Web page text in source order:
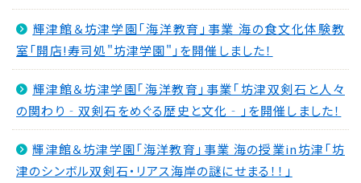
輝津館＆坊津学園「海洋教育」事業 海の食文化体験教
室「開店!寿司処"坊津学園"」を開催しました！
輝津館＆坊津学園｢海洋教育｣事業｢坊津双剣石と人々
の関わり‐双剣石をめぐる歴史と文化‐｣を開催しました！
輝津館＆坊津学園「海洋教育」事業 海の授業in坊津「坊
津のシンボル双剣石・リアス海岸の謎にせまる！！」